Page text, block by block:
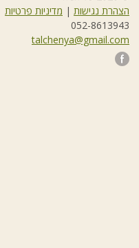
הצהרת נגישות | מדיניות פרטיות
052-8613943
talchenya@gmail.com